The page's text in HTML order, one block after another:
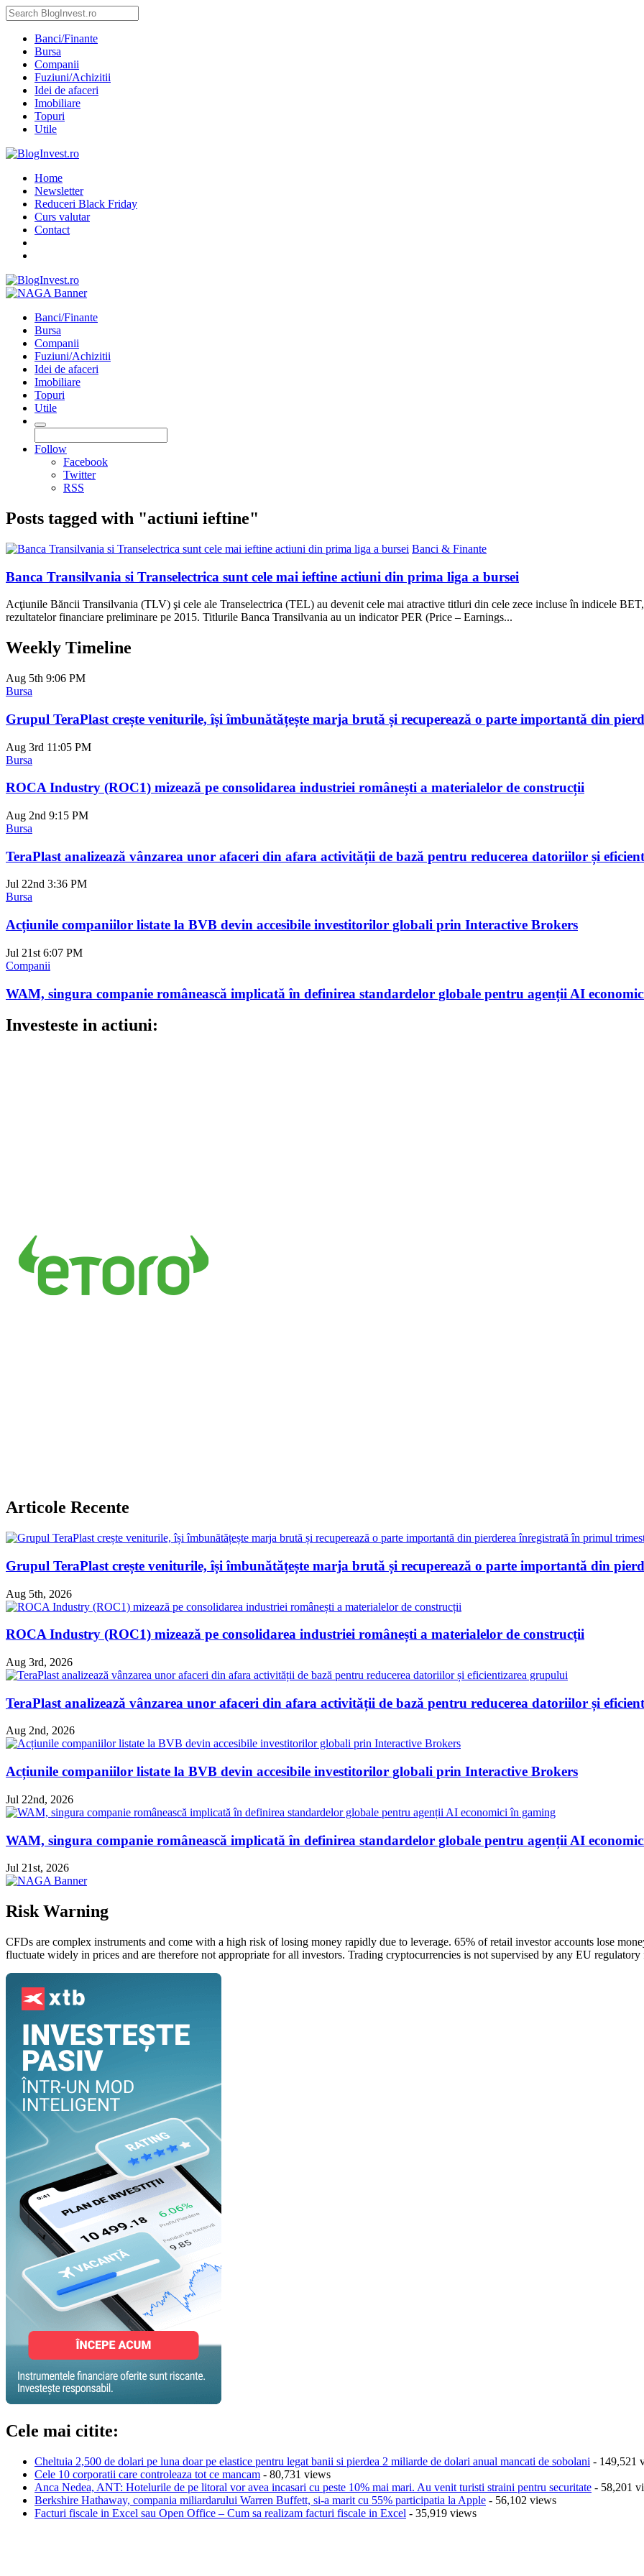
Banci/Finante
Bursa
Companii
Fuziuni/Achizitii
Idei de afaceri
Imobiliare
Topuri
Utile
Home
Newsletter
Reduceri Black Friday
Curs valutar
Contact
Banci/Finante
Bursa
Companii
Fuziuni/Achizitii
Idei de afaceri
Imobiliare
Topuri
Utile
Follow
Facebook
Twitter
RSS
Posts tagged with "actiuni ieftine"
Banci & Finante
Banca Transilvania si Transelectrica sunt cele mai ieftine actiuni din prima liga a bursei
Acţiunile Băncii Transilvania (TLV) şi cele ale Transelectrica (TEL) au devenit cele mai atractive titluri din cele zece incluse în indicele
rezultatelor financiare preliminare pe 2015. Titlurile Banca Transilvania au un indicator PER (Price – Earnings...
Weekly Timeline
Aug 5th 9:06 PM
Bursa
Grupul TeraPlast crește veniturile, își îmbunătățește marja brută și recuperează o parte importantă din
Aug 3rd 11:05 PM
Bursa
ROCA Industry (ROC1) mizează pe consolidarea industriei românești a materialelor de construcții
Aug 2nd 9:15 PM
Bursa
TeraPlast analizează vânzarea unor afaceri din afara activității de bază pentru reducerea datoriilor și
Jul 22nd 3:36 PM
Bursa
Acțiunile companiilor listate la BVB devin accesibile investitorilor globali prin Interactive Brokers
Jul 21st 6:07 PM
Companii
WAM, singura companie românească implicată în definirea standardelor globale pentru agenții AI
Investeste in actiuni:
Articole Recente
Grupul TeraPlast crește veniturile, își îmbunătățește marja brută și recuperează o parte importantă din
Aug 5th, 2026
ROCA Industry (ROC1) mizează pe consolidarea industriei românești a materialelor de construcții
Aug 3rd, 2026
TeraPlast analizează vânzarea unor afaceri din afara activității de bază pentru reducerea datoriilor și
Aug 2nd, 2026
Acțiunile companiilor listate la BVB devin accesibile investitorilor globali prin Interactive Brokers
Jul 22nd, 2026
WAM, singura companie românească implicată în definirea standardelor globale pentru agenții AI
Jul 21st, 2026
Risk Warning
CFDs are complex instruments and come with a high risk of losing money rapidly due to leverage. 65% of retail investor accounts lose
fluctuate widely in prices and are therefore not appropriate for all investors. Trading cryptocurrencies is not supervised by any EU
Cele mai citite:
Cheltuia 2,500 de dolari pe luna doar pe elastice pentru legat banii si pierdea 2 miliarde de dolari anual mancati de sobolani - 149,521
Cele 10 corporatii care controleaza tot ce mancam - 80,731 views
Anca Nedea, ANT: Hotelurile de pe litoral vor avea incasari cu peste 10% mai mari. Au venit turisti straini pentru securitate - 58,201
Berkshire Hathaway, compania miliardarului Warren Buffett, si-a marit cu 55% participatia la Apple - 56,102 views
Facturi fiscale in Excel sau Open Office – Cum sa realizam facturi fiscale in Excel - 35,919 views